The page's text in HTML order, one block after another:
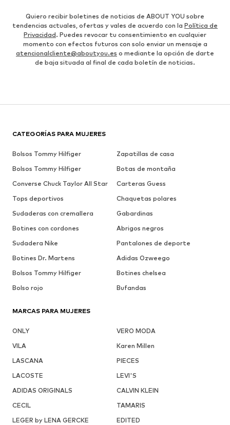
Quiero recibir boletines de noticias de ABOUT YOU sobre
tendencias actuales, ofertas y vales de acuerdo con la Política de
Privacidad. Puedes revocar tu consentimiento en cualquier
momento con efectos futuros con solo enviar un mensaje a
atencionalcliente@aboutyou.es o mediante la opción de darte
de baja situada al final de cada boletín de noticias.
CATEGORÍAS PARA MUJERES
Bolsos Tommy Hilfiger
Zapatillas de casa
Bolsos Tommy Hilfiger
Botas de montaña
Converse Chuck Taylor All Star
Carteras Guess
Tops deportivos
Chaquetas polares
Sudaderas con cremallera
Gabardinas
Botines con cordones
Abrigos negros
Sudadera Nike
Pantalones de deporte
Botines Dr. Martens
Adidas Ozweego
Bolsos Tommy Hilfiger
Botines chelsea
Bolso rojo
Bufandas
MARCAS PARA MUJERES
ONLY
VERO MODA
VILA
Karen Millen
LASCANA
PIECES
LACOSTE
LEVI'S
ADIDAS ORIGINALS
CALVIN KLEIN
CECIL
TAMARIS
LEGER by LENA GERCKE
EDITED